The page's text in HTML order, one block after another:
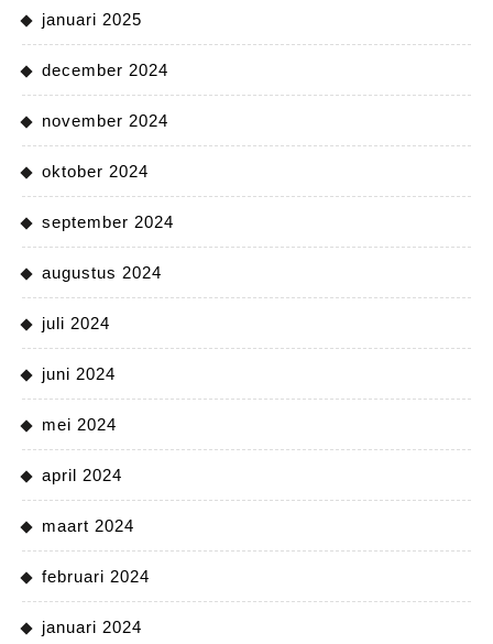
januari 2025
december 2024
november 2024
oktober 2024
september 2024
augustus 2024
juli 2024
juni 2024
mei 2024
april 2024
maart 2024
februari 2024
januari 2024